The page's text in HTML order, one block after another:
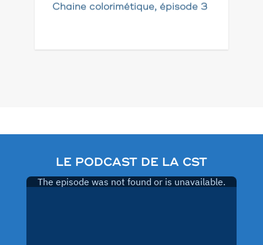
Chaine colorimétique, épisode 3
LE PODCAST DE LA CST